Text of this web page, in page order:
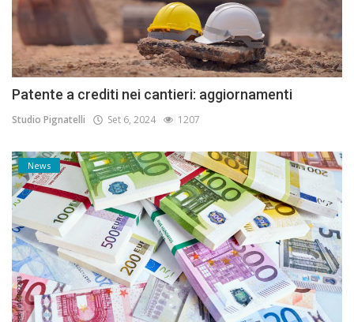
Patente a crediti nei cantieri: aggiornamenti
Studio Pignatelli Set 6, 2024 1207
News